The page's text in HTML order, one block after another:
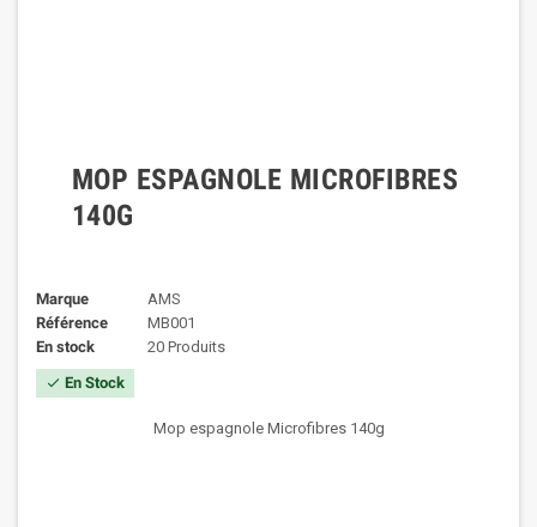
MOP ESPAGNOLE MICROFIBRES
140G
Marque
AMS
Référence
MB001
En stock
20 Produits
check En Stock
Mop espagnole Microfibres 140g